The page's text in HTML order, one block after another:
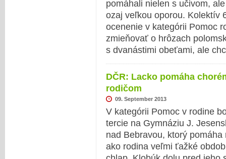
pomáhali nielen s učivom,
ozaj veľkou oporou. Kolektív
ocenenie v kategórii Pomoc
zmieňovať o hrôzach
s dvanástimi obeťami, ale
DČR: Lacko pomáha
rodičom
09. September 2013
V kategórii Pomoc v rodine
tercie na Gymnáziu J.
nad Bebravou, ktorý
ako rodina veľmi ťažké